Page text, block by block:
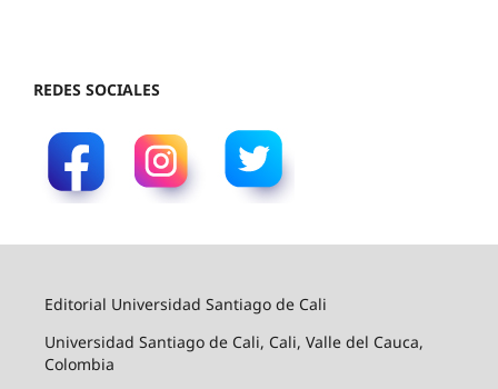
REDES SOCIALES
Editorial Universidad Santiago de Cali
Universidad Santiago de Cali, Cali, Valle del Cauca,
Colombia